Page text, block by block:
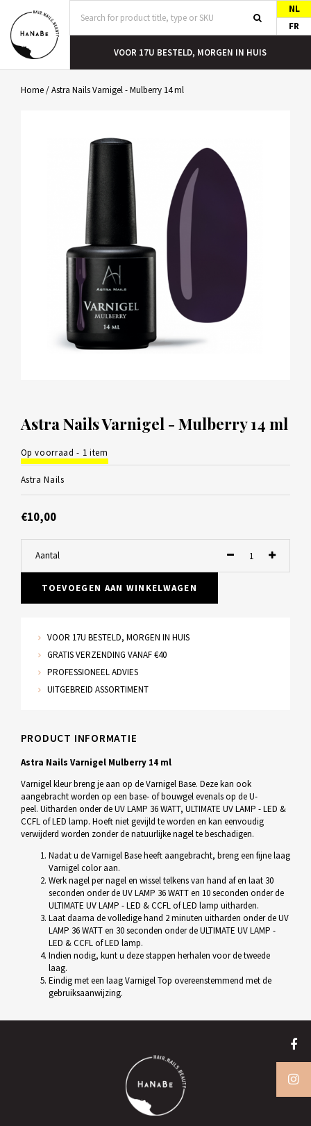
NL
FR
VOOR 17U BESTELD, MORGEN IN HUIS
Home/Astra Nails Varnigel - Mulberry 14 ml
Astra Nails Varnigel - Mulberry 14 ml
Op voorraad - 1 item
Astra Nails
€10,00
Aantal
TOEVOEGEN AAN WINKELWAGEN
VOOR 17U BESTELD, MORGEN IN HUIS
GRATIS VERZENDING VANAF €40
PROFESSIONEEL ADVIES
UITGEBREID ASSORTIMENT
PRODUCT INFORMATIE
Astra Nails Varnigel Mulberry 14 ml
Varnigel kleur breng je aan op de Varnigel Base. Deze kan ook
aangebracht worden op een base- of bouwgel evenals op de U-
peel. Uitharden onder de UV LAMP 36 WATT, ULTIMATE UV LAMP - LED &
CCFL of LED lamp. Hoeft niet gevijld te worden en kan eenvoudig
verwijderd worden zonder de natuurlijke nagel te beschadigen.
Nadat u de Varnigel Base heeft aangebracht, breng een fijne laag
Varnigel color aan.
Werk nagel per nagel en wissel telkens van hand af en laat 30
seconden onder de UV LAMP 36 WATT en 10 seconden onder de
ULTIMATE UV LAMP - LED & CCFL of LED lamp uitharden.
Laat daarna de volledige hand 2 minuten uitharden onder de UV
LAMP 36 WATT en 30 seconden onder de ULTIMATE UV LAMP -
LED & CCFL of LED lamp.
Indien nodig, kunt u deze stappen herhalen voor de tweede
laag.
Eindig met een laag Varnigel Top overeenstemmend met de
gebruiksaanwijzing.